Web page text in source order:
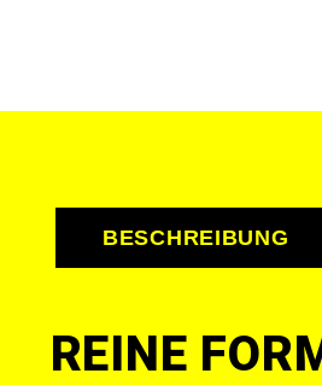
BESCHREIBUNG
REINE